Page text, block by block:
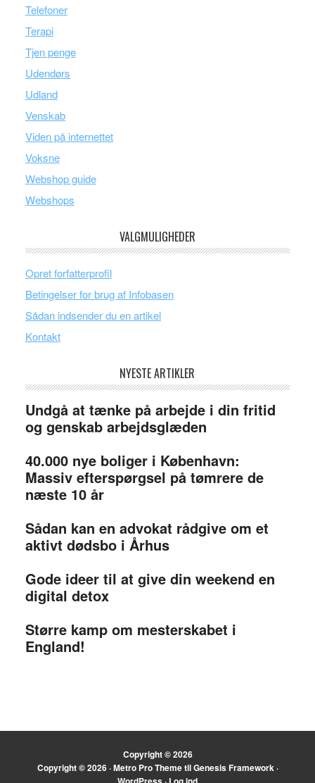
Telefoner
Terapi
Tjen penge
Udendørs
Udland
Venskab
Viden på internettet
Voksne
Webshop guide
Webshops
VALGMULIGHEDER
Opret forfatterprofil
Betingelser for brug af Infobasen
Sådan indsender du en artikel
Kontakt
NYESTE ARTIKLER
Undgå at tænke på arbejde i din fritid
og genskab arbejdsglæden
40.000 nye boliger i København:
Massiv efterspørgsel på tømrere de
næste 10 år
Sådan kan en advokat rådgive om et
aktivt dødsbo i Århus
Gode ideer til at give din weekend en
digital detox
Større kamp om mesterskabet i
England!
Copyright © 2026
Copyright © 2026 ·Metro Pro ThemetilGenesis Framework·